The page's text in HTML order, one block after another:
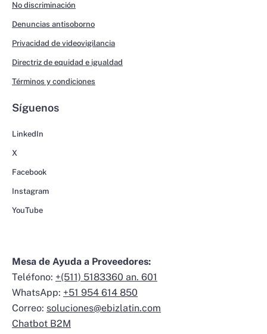
No discriminación
Denuncias antisoborno
Privacidad de videovigilancia
Directriz de equidad e igualdad
Términos y condiciones
Síguenos
LinkedIn
X
Facebook
Instagram
YouTube
Mesa de Ayuda a Proveedores:
Teléfono: +(511) 5183360 an. 601
WhatsApp: +51 954 614 850
Correo: soluciones@ebizlatin.com
Chatbot B2M